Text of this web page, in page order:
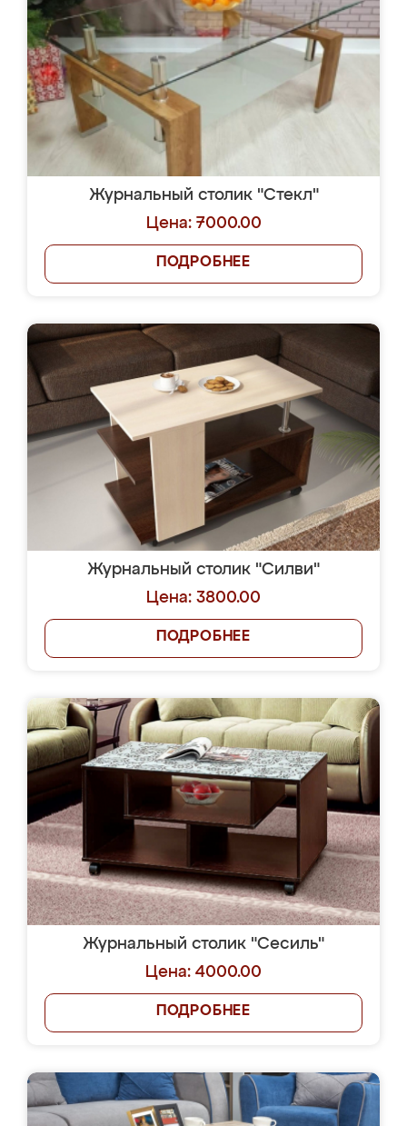
Журнальный столик "Стекл"
Цена: 7000.00
ПОДРОБНЕЕ
Журнальный столик "Силви"
Цена: 3800.00
ПОДРОБНЕЕ
Журнальный столик "Сесиль"
Цена: 4000.00
ПОДРОБНЕЕ